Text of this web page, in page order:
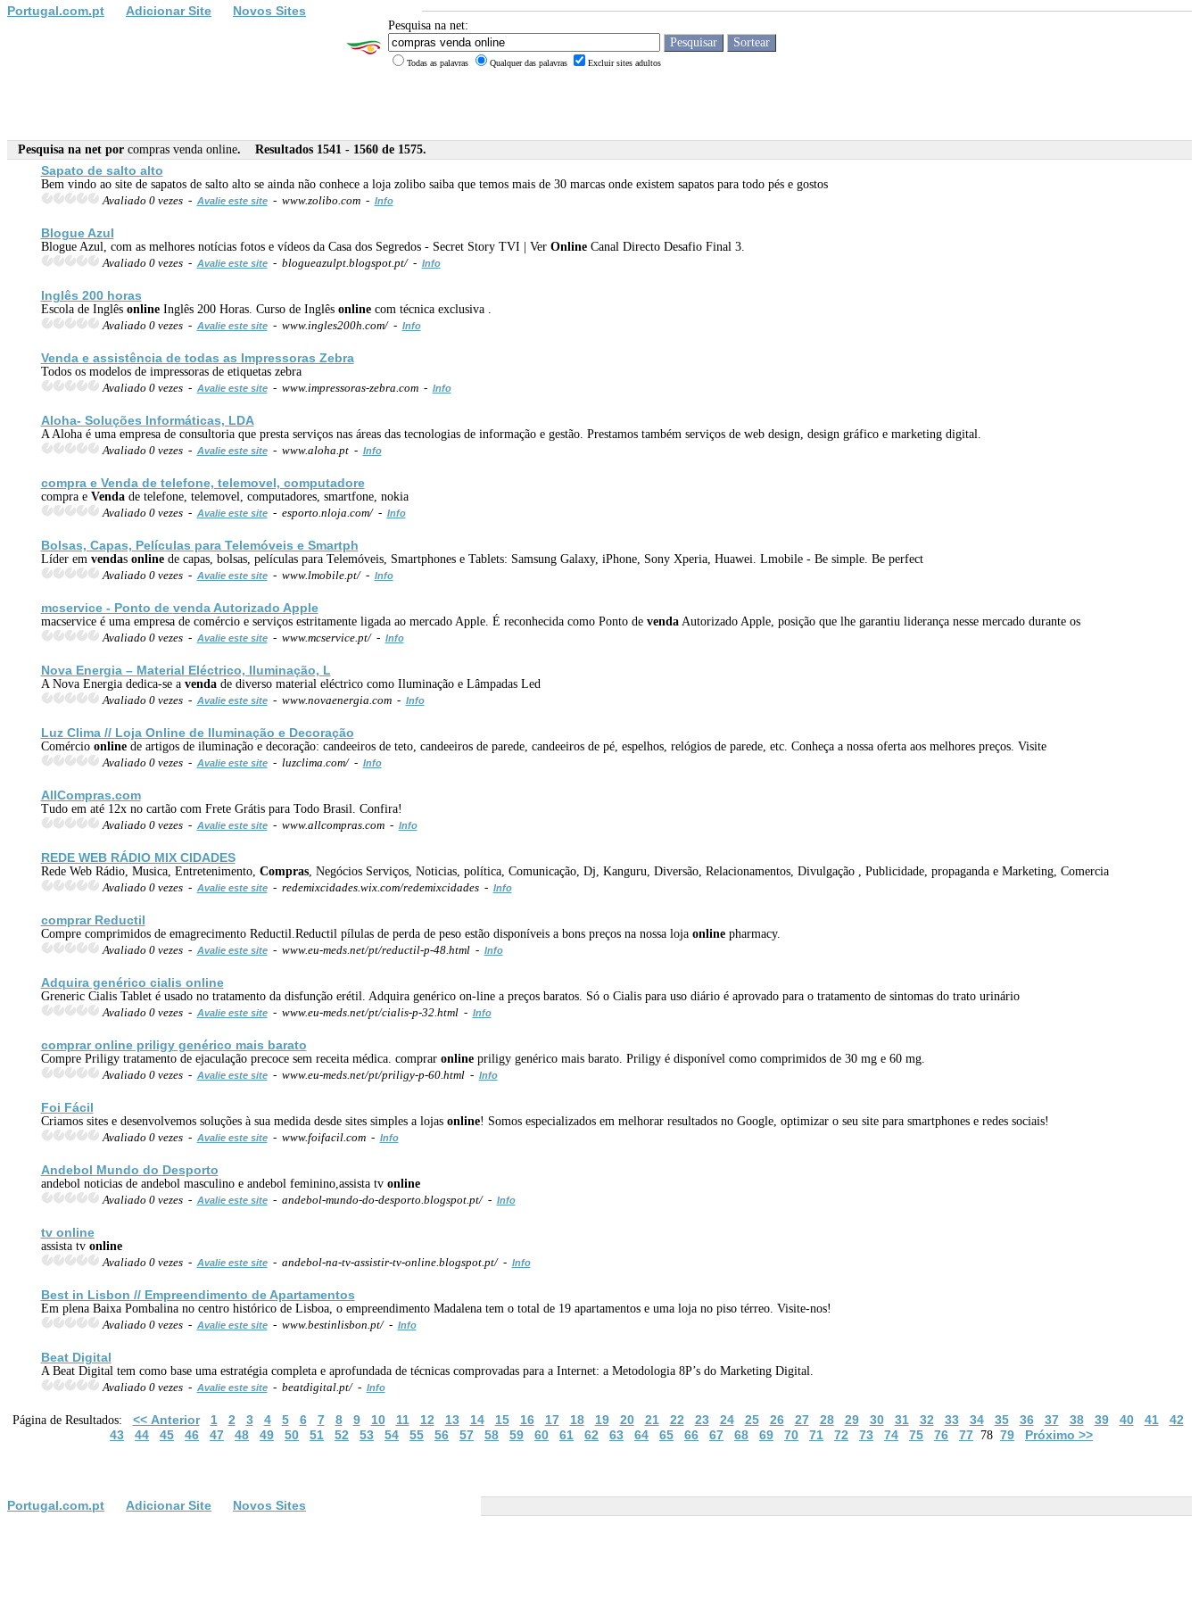
Portugal.com.pt Adicionar Site Novos Sites
Pesquisa na net:
Todas as palavras Qualquer das palavras Excluir sites adultos
Pesquisa na net por compras venda online. Resultados 1541 - 1560 de 1575.
Sapato de salto alto
Bem vindo ao site de sapatos de salto alto se ainda não conhece a loja zolibo saiba que temos mais de 30 marcas onde existem sapatos para todo pés e gostos
Avaliado 0 vezes - Avalie este site- www.zolibo.com - Info
Blogue Azul
Blogue Azul, com as melhores notícias fotos e vídeos da Casa dos Segredos - Secret Story TVI | Ver OnlineCanal Directo Desafio Final 3.
Avaliado 0 vezes - Avalie este site- blogueazulpt.blogspot.pt/ - Info
Inglês 200 horas
Escola de Inglês onlineInglês 200 Horas. Curso de Inglês onlinecom técnica exclusiva .
Avaliado 0 vezes - Avalie este site- www.ingles200h.com/ - Info
Vendae assistência de todas as Impressoras Zebra
Todos os modelos de impressoras de etiquetas zebra
Avaliado 0 vezes - Avalie este site- www.impressoras-zebra.com - Info
Aloha- Soluções Informáticas, LDA
A Aloha é uma empresa de consultoria que presta serviços nas áreas das tecnologias de informação e gestão. Prestamos também serviços de web design, design gráfico e marketing digital.
Avaliado 0 vezes - Avalie este site- www.aloha.pt - Info
compra e Vendade telefone, telemovel, computadore
compra e Vendade telefone, telemovel, computadores, smartfone, nokia
Avaliado 0 vezes - Avalie este site- esporto.nloja.com/ - Info
Bolsas, Capas, Películas para Telemóveis e Smartph
Líder em vendas onlinede capas, bolsas, películas para Telemóveis, Smartphones e Tablets: Samsung Galaxy, iPhone, Sony Xperia, Huawei. Lmobile - Be simple. Be perfect
Avaliado 0 vezes - Avalie este site- www.lmobile.pt/ - Info
mcservice - Ponto de vendaAutorizado Apple
macservice é uma empresa de comércio e serviços estritamente ligada ao mercado Apple. É reconhecida como Ponto de vendaAutorizado Apple, posição que lhe garantiu liderança nesse mercado durante os
Avaliado 0 vezes - Avalie este site- www.mcservice.pt/ - Info
Nova Energia – Material Eléctrico, Iluminação, L
A Nova Energia dedica-se a vendade diverso material eléctrico como Iluminação e Lâmpadas Led
Avaliado 0 vezes - Avalie este site- www.novaenergia.com - Info
Luz Clima // Loja Onlinede Iluminação e Decoração
Comércio onlinede artigos de iluminação e decoração: candeeiros de teto, candeeiros de parede, candeeiros de pé, espelhos, relógios de parede, etc. Conheça a nossa oferta aos melhores preços. Visite
Avaliado 0 vezes - Avalie este site- luzclima.com/ - Info
AllCompras.com
Tudo em até 12x no cartão com Frete Grátis para Todo Brasil. Confira!
Avaliado 0 vezes - Avalie este site- www.allcompras.com - Info
REDE WEB RÁDIO MIX CIDADES
Rede Web Rádio, Musica, Entretenimento, Compras, Negócios Serviços, Noticias, política, Comunicação, Dj, Kanguru, Diversão, Relacionamentos, Divulgação , Publicidade, propaganda e Marketing, Comercia
Avaliado 0 vezes - Avalie este site- redemixcidades.wix.com/redemixcidades - Info
comprar Reductil
Compre comprimidos de emagrecimento Reductil.Reductil pílulas de perda de peso estão disponíveis a bons preços na nossa loja onlinepharmacy.
Avaliado 0 vezes - Avalie este site- www.eu-meds.net/pt/reductil-p-48.html - Info
Adquira genérico cialis online
Greneric Cialis Tablet é usado no tratamento da disfunção erétil. Adquira genérico on-line a preços baratos. Só o Cialis para uso diário é aprovado para o tratamento de sintomas do trato urinário
Avaliado 0 vezes - Avalie este site- www.eu-meds.net/pt/cialis-p-32.html - Info
compraronlinepriligy genérico mais barato
Compre Priligy tratamento de ejaculação precoce sem receita médica. comprar onlinepriligy genérico mais barato. Priligy é disponível como comprimidos de 30 mg e 60 mg.
Avaliado 0 vezes - Avalie este site- www.eu-meds.net/pt/priligy-p-60.html - Info
Foi Fácil
Criamos sites e desenvolvemos soluções à sua medida desde sites simples a lojas online! Somos especializados em melhorar resultados no Google, optimizar o seu site para smartphones e redes sociais!
Avaliado 0 vezes - Avalie este site- www.foifacil.com - Info
Andebol Mundo do Desporto
andebol noticias de andebol masculino e andebol feminino,assista tv online
Avaliado 0 vezes - Avalie este site- andebol-mundo-do-desporto.blogspot.pt/ - Info
tv online
assista tv online
Avaliado 0 vezes - Avalie este site- andebol-na-tv-assistir-tv-online.blogspot.pt/ - Info
Best in Lisbon // Empreendimento de Apartamentos
Em plena Baixa Pombalina no centro histórico de Lisboa, o empreendimento Madalena tem o total de 19 apartamentos e uma loja no piso térreo. Visite-nos!
Avaliado 0 vezes - Avalie este site- www.bestinlisbon.pt/ - Info
Beat Digital
A Beat Digital tem como base uma estratégia completa e aprofundada de técnicas comprovadas para a Internet: a Metodologia 8P’s do Marketing Digital.
Avaliado 0 vezes - Avalie este site- beatdigital.pt/ - Info
Página de Resultados: << Anterior 1 2 3 4 5 6 7 8 9 10 11 12 13 14 15 16 17 18 19 20 21 22 23 24 25 26 27 28 29 30 31 32 33 34 35 36 37 38 39 40 41
42
43
44 45 46 47 48 49 50 51 52 53 54 55 56 57 58 59 60 61 62 63 64 65 66 67 68 69 70 71 72 73 74 75 76 77 78 79 Próximo >>
Portugal.com.pt Adicionar Site Novos Sites